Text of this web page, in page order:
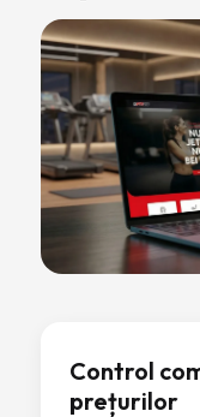
Control
prețurilor